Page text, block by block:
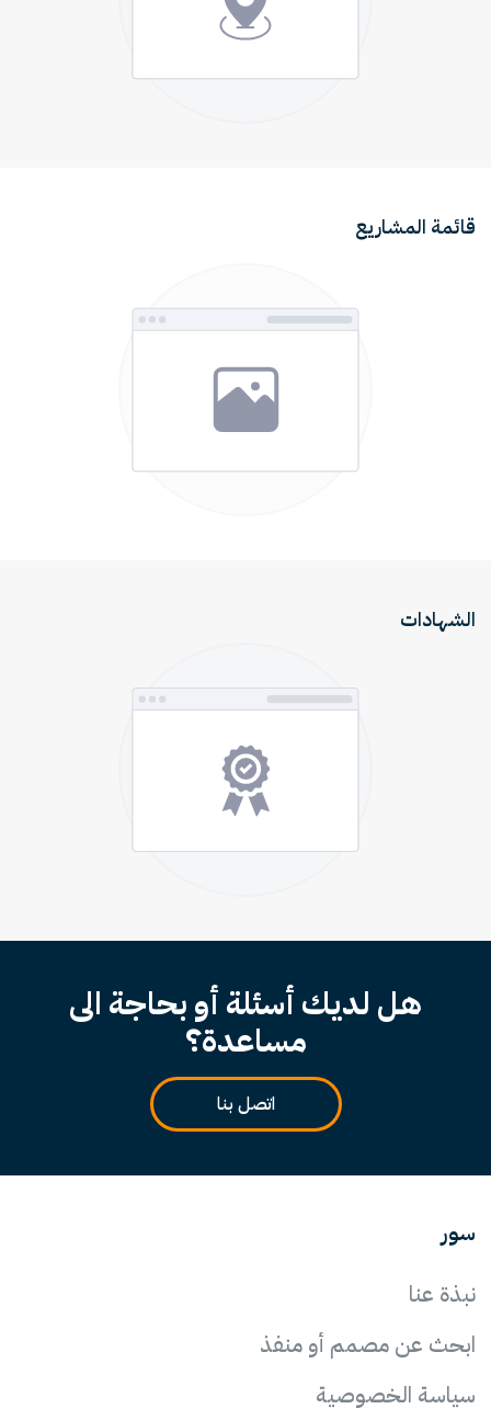
قائمة المشاريع
الشهادات
هل لديك أسئلة أو بحاجة الى
مساعدة؟
اتصل بنا
سور
نبذة عنا
ابحث عن مصمم أو منفذ
سياسة الخصوصية